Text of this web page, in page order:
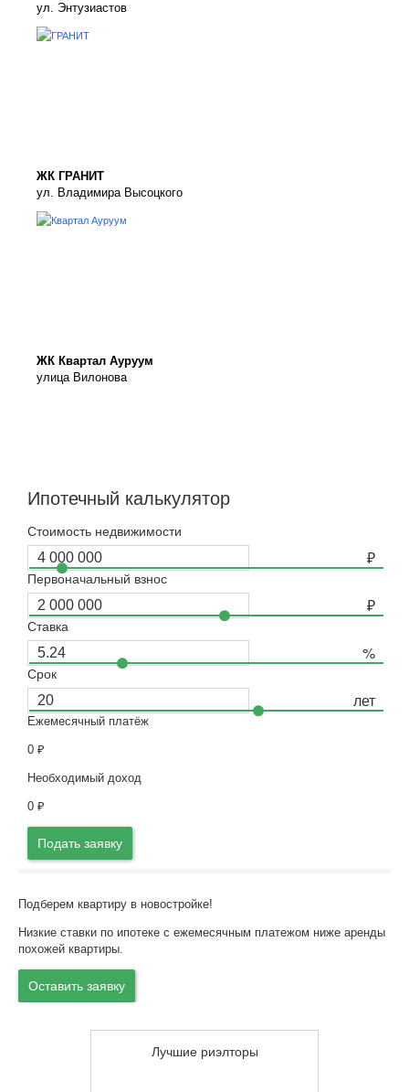
ул. Энтузиастов
ЖК ГРАНИТ
ул. Владимира Высоцкого
ЖК Квартал Ауруум
улица Вилонова
Ипотечный калькулятор
Стоимость недвижимости
Первоначальный взнос
Ставка
Срок
Ежемесячный платёж
0 ₽
Необходимый доход
0 ₽
Подать заявку
Подберем квартиру в новостройке!
Низкие ставки по ипотеке с ежемесячным платежом ниже аренды
похожей квартиры.
Оставить заявку
Лучшие риэлторы